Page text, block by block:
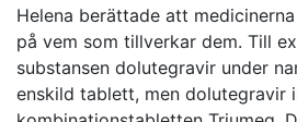
Helena berättade att
på vem som tillverkar dem. Till
substansen dolutegravir under
enskild tablett, men dolutegravir